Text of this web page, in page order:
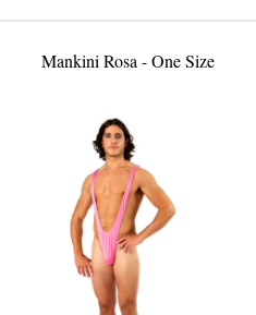
Mankini Rosa - One Size